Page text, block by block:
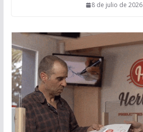
8 de julio de 2026